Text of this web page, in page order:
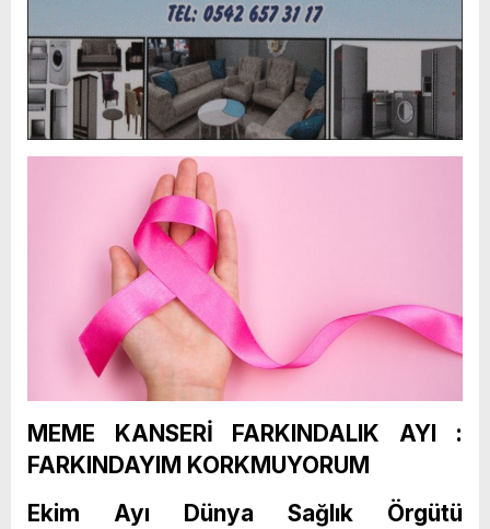
MEME KANSERİ FARKINDALIK AYI :
FARKINDAYIM KORKMUYORUM
Ekim Ayı Dünya Sağlık Örgütü